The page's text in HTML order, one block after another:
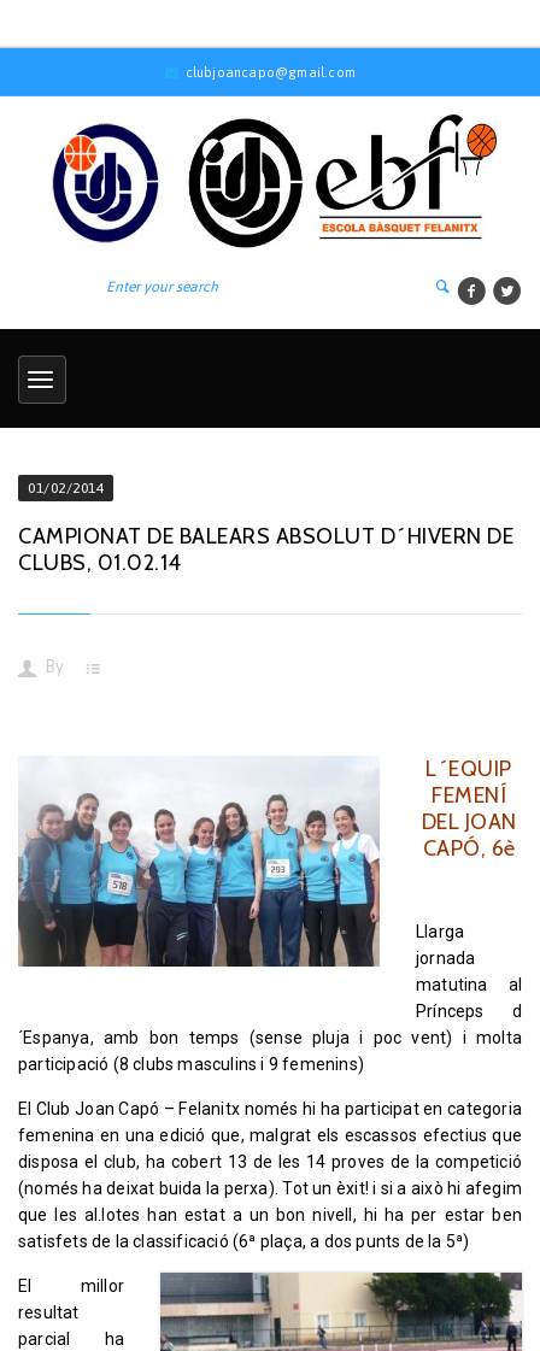
clubjoancapo@gmail.com
01/02/2014
CAMPIONAT DE BALEARS ABSOLUT D´HIVERN DE
CLUBS, 01.02.14
By
L´EQUIP
FEMENÍ
DEL JOAN
CAPÓ, 6è
Llarga
jornada
matutina al
Prínceps d
´Espanya, amb bon temps (sense pluja i poc vent) i molta
participació (8 clubs masculins i 9 femenins)
El Club Joan Capó – Felanitx només hi ha participat en categoria
femenina en una edició que, malgrat els escassos efectius que
disposa el club, ha cobert 13 de les 14 proves de la competició
(només ha deixat buida la perxa). Tot un èxit! i si a això hi afegim
que les al.lotes han estat a un bon nivell, hi ha per estar ben
satisfets de la classificació (6ª plaça, a dos punts de la 5ª)
El millor
resultat
parcial ha